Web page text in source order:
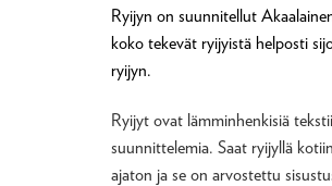
Ryijyn on suunnitellut
koko tekevät ryijyistä helposti
ryijyn.
Ryijyt ovat lämminhenkisiä
suunnittelemia. Saat ryijyllä
ajaton ja se on arvostettu